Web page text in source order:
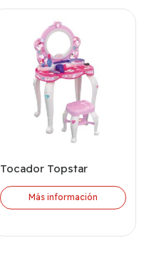
Tocador Topstar
Más información